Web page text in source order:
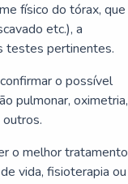
físico do tórax, que
etc.), a
testes pertinentes.
o possível
pulmonar, oximetria,
o melhor tratamento
vida, fisioterapia ou